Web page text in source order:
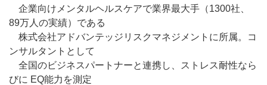
企業向けメンタルヘルスケアで業界最大手（1300社、
89万人の実績）である
株式会社アドバンテッジリスクマネジメントに所属。コ
ンサルタントとして
全国のビジネスパートナーと連携し、ストレス耐性なら
びに EQ能力を測定